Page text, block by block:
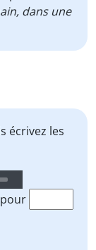
dans une
écrivez les
pour